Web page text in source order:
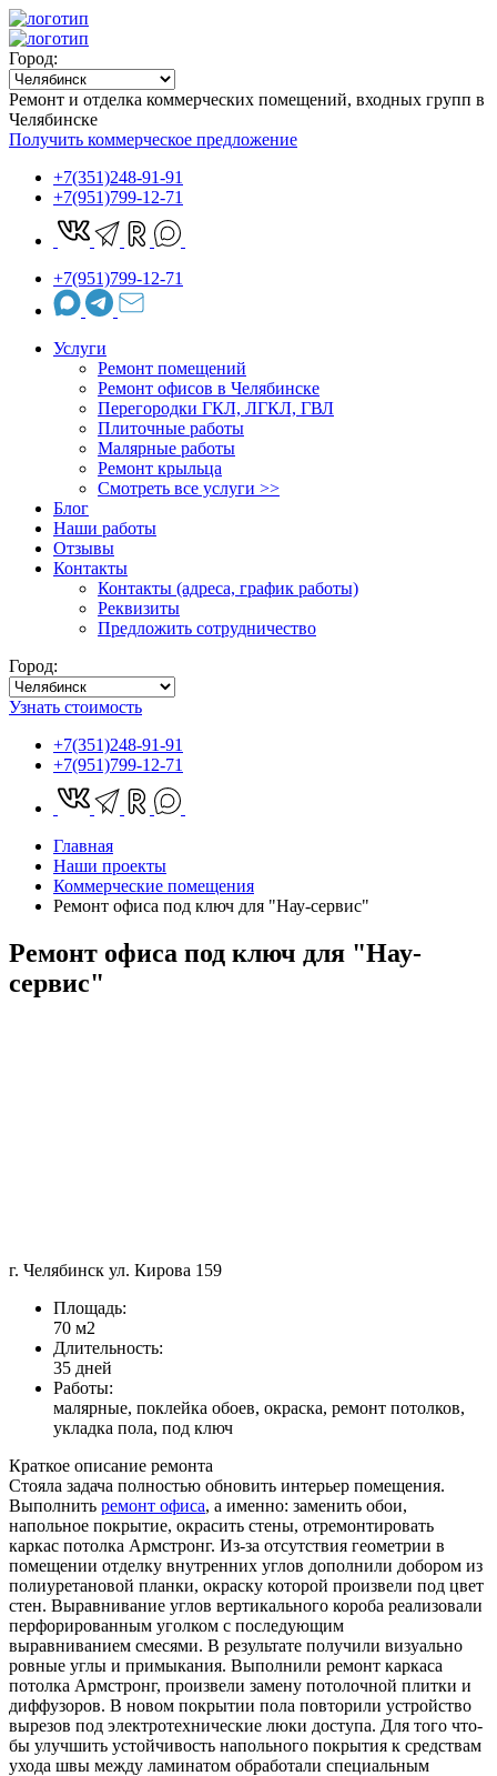
Город:
Ремонт и отделка коммерческих помещений, входных групп в
Челябинске
Получить коммерческое предложение
+7(351)248-91-91
+7(951)799-12-71
+7(951)799-12-71
Услуги
Ремонт помещений
Ремонт офисов в Челябинске
Перегородки ГКЛ, ЛГКЛ, ГВЛ
Плиточные работы
Малярные работы
Ремонт крыльца
Cмотреть все услуги >>
Блог
Наши работы
Отзывы
Контакты
Контакты (адреса, график работы)
Реквизиты
Предложить сотрудничество
Город:
Узнать стоимость
+7(351)248-91-91
+7(951)799-12-71
Главная
Наши проекты
Коммерческие помещения
Ремонт офиса под ключ для "Нау-сервис"
Ремонт офиса под ключ для "Нау-
сервис"
г. Челябинск ул. Кирова 159
Площадь:
70 м2
Длительность:
35 дней
Работы:
малярные, поклейка обоев, окраска, ремонт потолков,
укладка пола, под ключ
Краткое описание ремонта
Стояла задача полностью обновить интерьер помещения.
Выполнить ремонт офиса, а именно: заменить обои,
напольное покрытие, окрасить стены, отремонтировать
каркас потолка Армстронг. Из-за отсутствия геометрии в
помещении отделку внутренних углов дополнили добором из
полиуретановой планки, окраску которой произвели под цвет
стен. Выравнивание углов вертикального короба реализовали
перфорированным уголком с последующим
выравниванием смесями. В результате получили визуально
ровные углы и примыкания. Выполнили ремонт каркаса
потолка Армстронг, произвели замену потолочной плитки и
диффузоров. В новом покрытии пола повторили устройство
вырезов под электротехнические люки доступа. Для того что-
бы улучшить устойчивость напольного покрытия к средствам
ухода швы между ламинатом обработали специальным